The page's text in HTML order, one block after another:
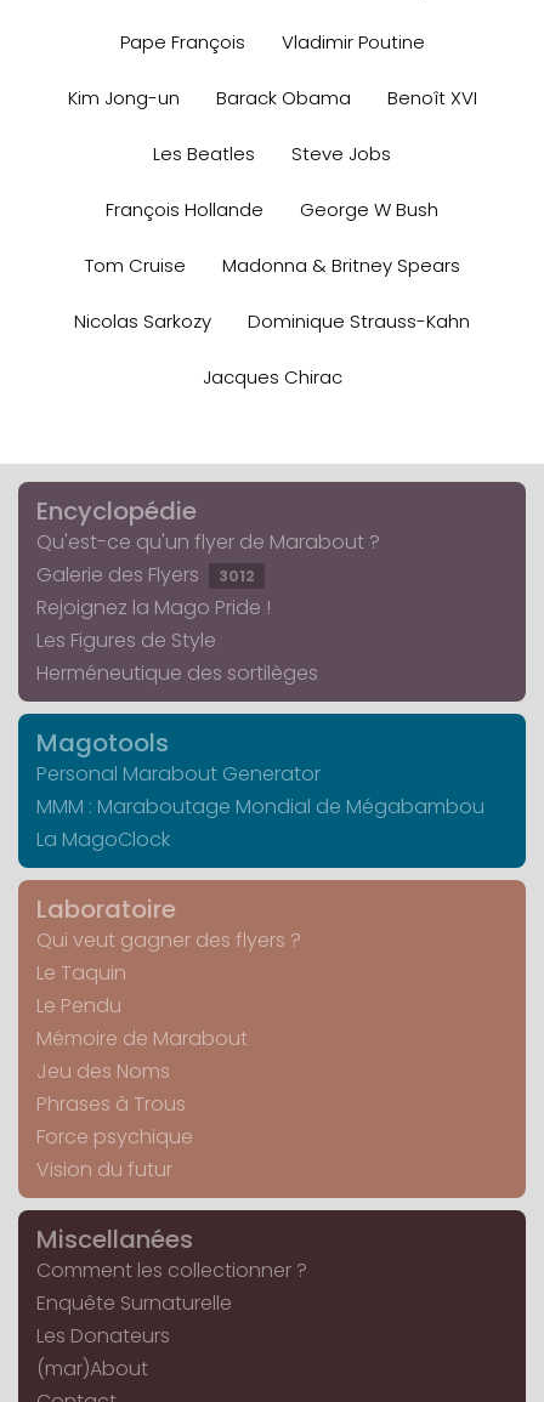
Pape François Vladimir Poutine
Kim Jong-un Barack Obama Benoît XVI
Les Beatles Steve Jobs
François Hollande George W Bush
Tom Cruise Madonna & Britney Spears
Nicolas Sarkozy Dominique Strauss-Kahn
Jacques Chirac
Encyclopédie
Qu'est-ce qu'un flyer de Marabout ?
Galerie des Flyers
3012
Rejoignez la Mago Pride !
Les Figures de Style
Herméneutique des sortilèges
Magotools
Personal Marabout Generator
MMM : Maraboutage Mondial de Mégabambou
La MagoClock
Laboratoire
Qui veut gagner des flyers ?
Le Taquin
Le Pendu
Mémoire de Marabout
Jeu des Noms
Phrases à Trous
Force psychique
Vision du futur
Miscellanées
Comment les collectionner ?
Enquête Surnaturelle
Les Donateurs
(mar)About